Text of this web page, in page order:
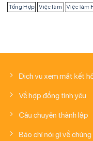
Tổng Hợp
Việc làm Việc làm
Dịch vụ xem mặt kết
Về hợp đồng tình yêu
Câu chuyện thành lập
Báo chí nói gì về chúng